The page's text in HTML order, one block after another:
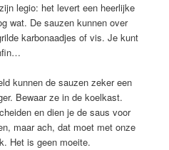
legio: het levert een heerlijke
wat. De sauzen kunnen over
karbonaadjes of vis. Je kunt
kunnen de sauzen zeker een
Bewaar ze in de koelkast.
en dien je de saus voor
maar ach, dat moet met onze
Het is geen moeite.